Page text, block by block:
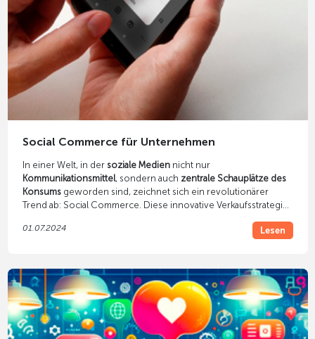
Social Commerce für Unternehmen
In einer Welt, in der soziale Mediennicht nur
Kommunikationsmittel, sondern auch zentrale Schauplätze des
Konsumsgeworden sind, zeichnet sich ein revolutionärer
Trend ab: Social Commerce. Diese innovative Verkaufsstrategie
Plattformen zu vermarkten und zu verkaufen, was die Grenzen
Einkaufserlebnis, indem es in die alltägliche Nutzung sozialer
Netzwerke integriert wird – eine Entwicklung, die sowohl für
Verbraucher als auch für Marken weitreichende Vorteile birgt.
01.07.2024 Lesen